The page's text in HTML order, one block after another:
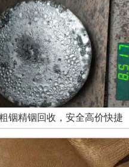
铟精铟回收，安全高价快捷